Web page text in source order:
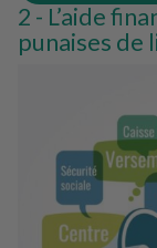
L’aide
punaises de